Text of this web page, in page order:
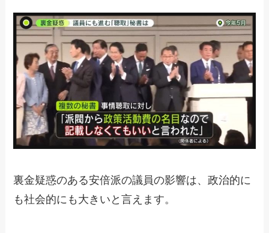
裏金疑惑のある安倍派の議員の影響は、政治的に
も社会的にも大きいと言えます。